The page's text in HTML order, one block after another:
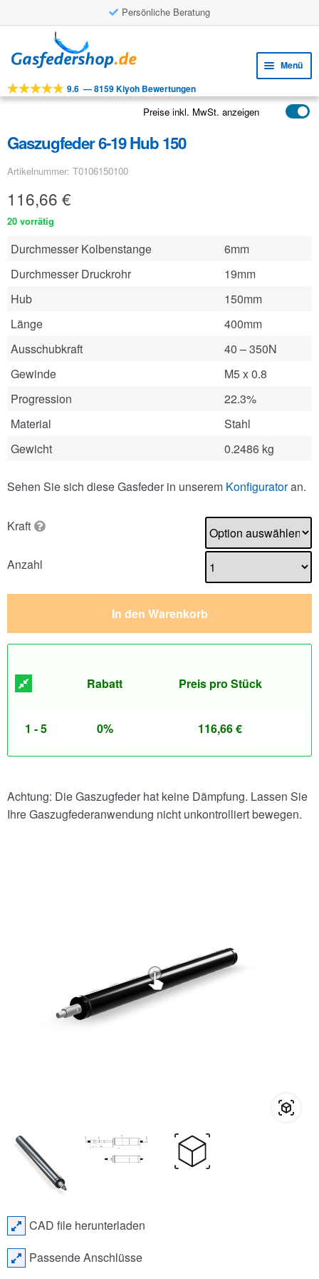
Persönliche Beratung
Navigation
springen
Inhalt
springen
Menü
Werkzeuge
Anwendungen
Kundenservice
FAQ
9.6 —8159 Kiyoh Bewertungen
Preise inkl. MwSt. anzeigen
Gaszugfeder 6-19 Hub 150
Artikelnummer: T0106150100
116,66 €
20 vorrätig
Durchmesser Kolbenstange
6mm
Durchmesser Druckrohr
19mm
Hub
150mm
Länge
400mm
Ausschubkraft
40 – 350N
Gewinde
M5 x 0.8
Progression
22.3%
Material
Stahl
Gewicht
0.2486 kg
Sehen Sie sich diese Gasfeder in unserem Konfiguratoran.
Kraft
Anzahl
In den Warenkorb
Rabatt Preis pro Stück
1 - 5 0% 116,66€
Achtung: Die Gaszugfeder hat keine Dämpfung. Lassen Sie
Ihre Gaszugfederanwendung nicht unkontrolliert bewegen.
CAD file herunterladen
Passende Anschlüsse